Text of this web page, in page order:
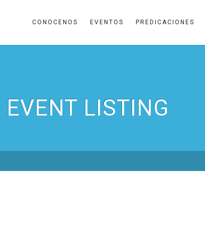
CONOCENOS EVENTOS PREDICACIONES
EVENT LISTING